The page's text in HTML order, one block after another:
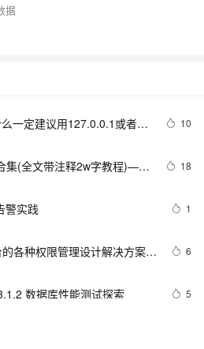
据
一定建议用127.0.0.1或者
10
集(全文带注释2w字教程)——
18
警实践 1
的各种权限管理设计解决方案！
6
数据库性能测试探索 5
：matlab搭建Qt开发matlib环